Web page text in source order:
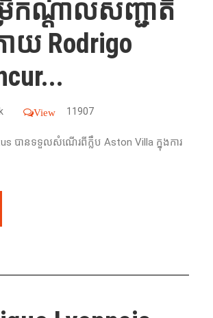
ើកណ្តាលសញ្ជាតិ
យ Rodrigo
View 11907
បានទទួលសំណើរពីក្លឹប Aston Villa ក្នុងការ